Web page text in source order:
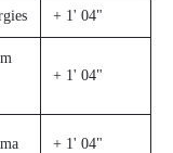
+ 1' 04"
+ 1' 04"
+ 1' 04"